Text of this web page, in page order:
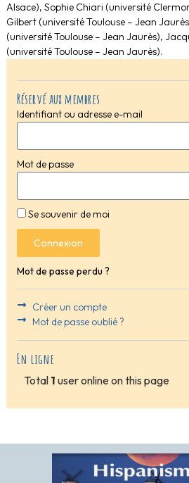
Réservé aux membres
Identifiant ou adresse e-mail
Mot de passe
Se souvenir de moi
Connexion
Mot de passe perdu ?
Créer un compte
Mot de passe oublié ?
En ligne
Total 1 user online on this page
Alsace), Sophie Chiari (université
Gilbert (université Toulouse – Jean
(université Toulouse – Jean Jaurès),
(université Toulouse – Jean Jaurès).